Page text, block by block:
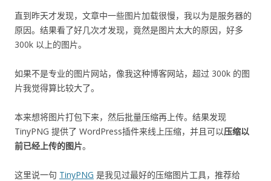
直到昨天才发现，文章中一些图片加载很慢，我以为是服务器的
原因。结果看了好几次才发现，竟然是图片太大的原因，好多
300k 以上的图片。
如果不是专业的图片网站，像我这种博客网站，超过 300k 的图
片我觉得算比较大了。
本来想将图片打包下来，然后批量压缩再上传。结果发现
TinyPNG 提供了 WordPress插件来线上压缩，并且可以压缩以
前已经上传的图片。
这里说一句 TinyPNG 是我见过最好的压缩图片工具，推荐给